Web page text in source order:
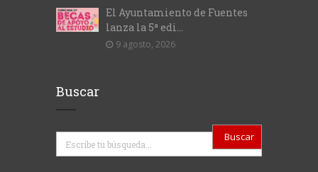
El Ayuntamiento de Fuentes
lanza la 5ª edi...
9 agosto, 2026
Buscar
Buscar